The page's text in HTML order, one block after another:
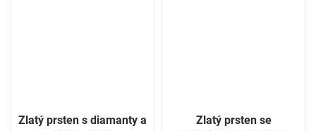
Zlatý prsten s diamanty a
Zlatý prsten se